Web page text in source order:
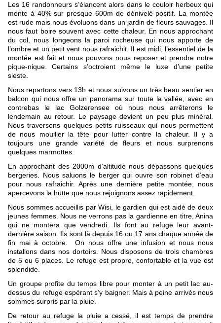
Les 16 randonneurs s’élancent alors dans le couloir herbeux qui
monte à 40% sur presque 600m de dénivelé positif. La montée
est rude mais nous évoluons dans un jardin de fleurs sauvages. Il
nous faut boire souvent avec cette chaleur. En nous approchant
du col, nous longeons la paroi rocheuse qui nous apporte de
l’ombre et un petit vent nous rafraichit. Il est midi, l’essentiel de la
montée est fait et nous pouvons nous reposer et prendre notre
pique-nique. Certains s’octroient même le luxe d’une petite
sieste.
Nous repartons vers 13h et nous suivons un très beau sentier en
balcon qui nous offre un panorama sur toute la vallée, avec en
contrebas le lac Golzerensee où nous nous arrêterons le
lendemain au retour. Le paysage devient un peu plus minéral.
Nous traversons quelques petits ruisseaux qui nous permettent
de nous mouiller la tête pour lutter contre la chaleur. Il y a
toujours une grande variété de fleurs et nous surprenons
quelques marmottes.
En approchant des 2000m d’altitude nous dépassons quelques
bergeries. Nous saluons le berger qui ouvre son robinet d’eau
pour nous rafraichir. Après une dernière petite montée, nous
apercevons la hütte que nous rejoignons assez rapidement.
Nous sommes accueillis par Wisi, le gardien qui est aidé de deux
jeunes femmes. Nous ne verrons pas la gardienne en titre, Anina
qui ne montera que vendredi. Ils font au refuge leur avant-
dernière saison. Ils sont là depuis 16 ou 17 ans chaque année de
fin mai à octobre.  On nous offre une infusion et nous nous
installons dans nos dortoirs. Nous disposons de trois chambres
de 5 ou 6 places. Le refuge est propre, confortable et la vue est
splendide.
Un groupe profite du temps libre pour monter à un petit lac au-
dessus du refuge espérant s’y baigner. Mais à peine arrivés nous
sommes surpris par la pluie.
De retour au refuge la pluie a cessé, il est temps de prendre